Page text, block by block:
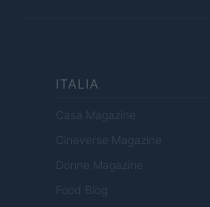
ITALIA
Casa Magazine
Cineverse Magazine
Donne Magazine
Food Blog